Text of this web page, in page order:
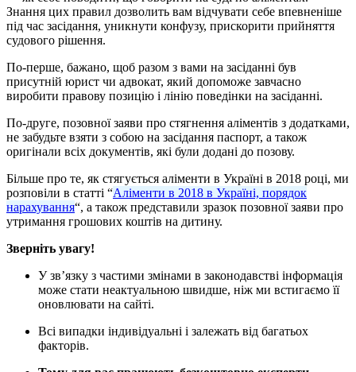
Знання цих правил дозволить вам відчувати себе впевненіше
під час засідання, уникнути конфузу, прискорити прийняття
судового рішення.
По-перше, бажано, щоб разом з вами на засіданні був
присутній юрист чи адвокат, який допоможе завчасно
виробити правову позицію і лінію поведінки на засіданні.
По-друге, позовної заяви про стягнення аліментів з додатками,
не забудьте взяти з собою на засідання паспорт, а також
оригінали всіх документів, які були додані до позову.
Більше про те, як стягується аліменти в Україні в 2018 році, ми
розповіли в статті “Аліменти в 2018 в Україні, порядок
нарахування“, а також представили зразок позовної заяви про
утримання грошових коштів на дитину.
Зверніть увагу!
У зв’язку з частими змінами в законодавстві інформація
може стати неактуальною швидше, ніж ми встигаємо її
оновлювати на сайті.
Всі випадки індивідуальні і залежать від багатьох
факторів.